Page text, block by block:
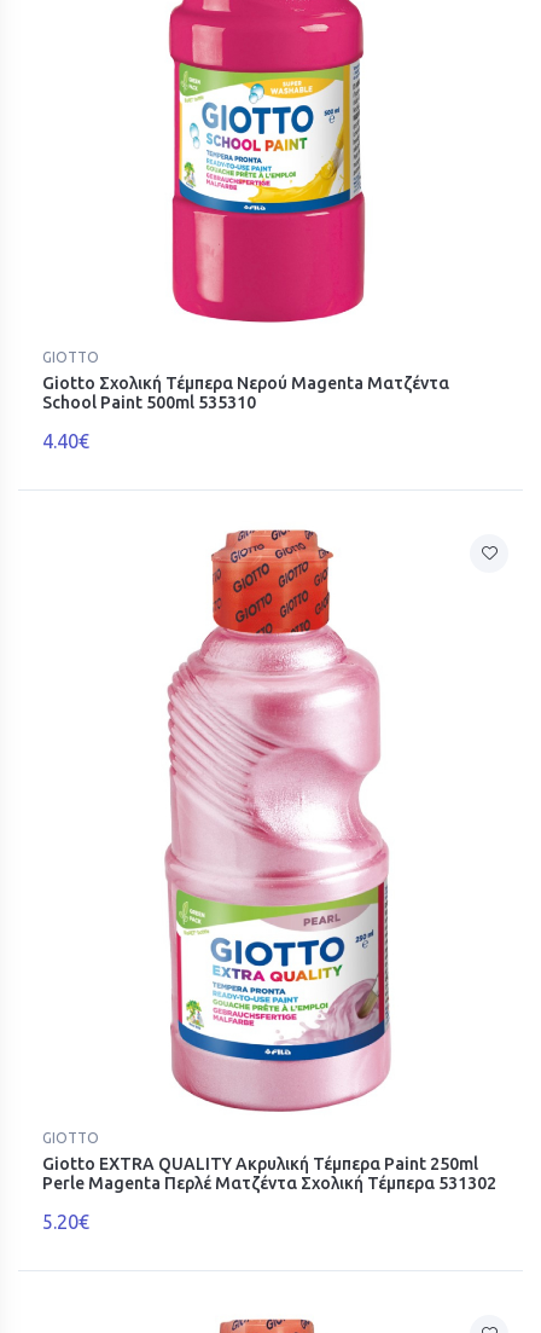
GIOTTO
Giotto Σχολική Τέμπερα Νερού Magenta Ματζέντα
School Paint 500ml 535310
4.40€
GIOTTO
Giotto EXTRA QUALITY Ακρυλική Τέμπερα Paint 250ml
Perle Magenta Περλέ Ματζέντα Σχολική Τέμπερα 531302
5.20€